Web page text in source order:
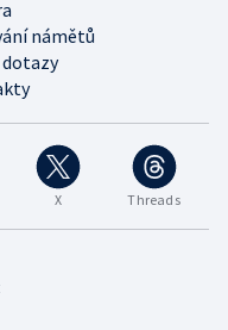
X Threads
námětů